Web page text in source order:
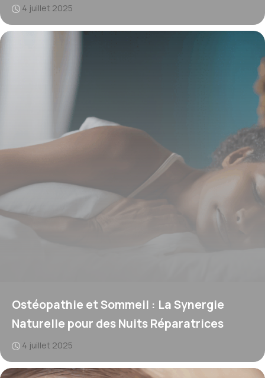
4 juillet 2025
Ostéopathie et Sommeil : La Synergie
Naturelle pour des Nuits Réparatrices
4 juillet 2025